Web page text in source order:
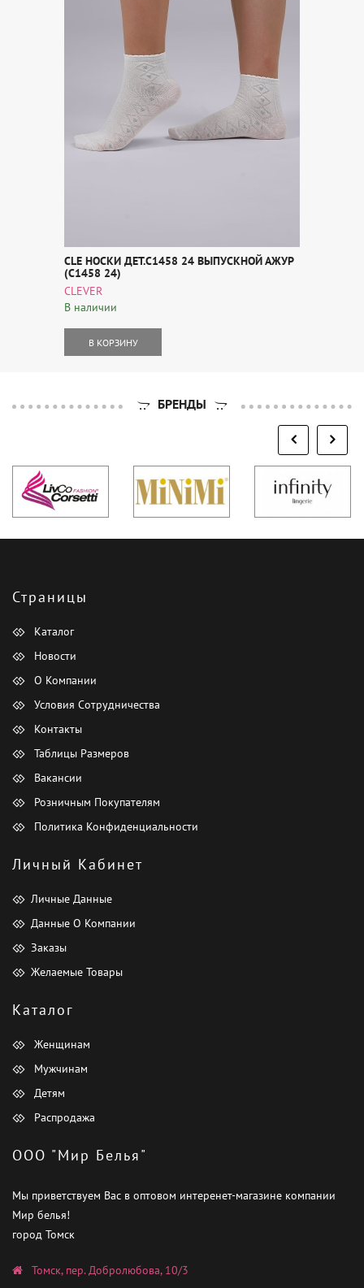
CLE НОСКИ ДЕТ.С1458 24 ВЫПУСКНОЙ АЖУР
(С1458 24)
CLEVER
В наличии
В КОРЗИНУ
БРЕНДЫ
Страницы
Каталог
Новости
О Компании
Условия Сотрудничества
Контакты
Таблицы Размеров
Вакансии
Розничным Покупателям
Политика Конфиденциальности
Личный Кабинет
Личные Данные
Данные О Компании
Заказы
Желаемые Товары
Каталог
Женщинам
Мужчинам
Детям
Распродажа
ООО "Мир Белья"
Мы приветствуем Вас в оптовом интеренет-магазине компании
Мир белья!
город Томск
Томск, пер. Добролюбова, 10/3